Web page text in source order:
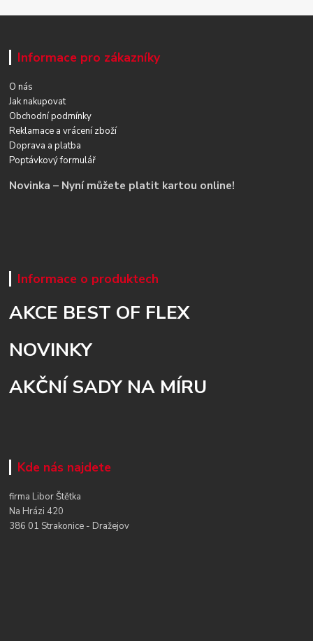
Informace pro zákazníky
O nás
Jak nakupovat
Obchodní podmínky
Reklamace a vrácení zboží
Doprava a platba
Poptávkový formulář
Novinka – Nyní můžete platit kartou online!
Informace o produktech
AKCE BEST OF FLEX
NOVINKY
AKČNÍ SADY NA MÍRU
Kde nás najdete
firma Libor Štětka
Na Hrázi 420
386 01 Strakonice - Dražejov